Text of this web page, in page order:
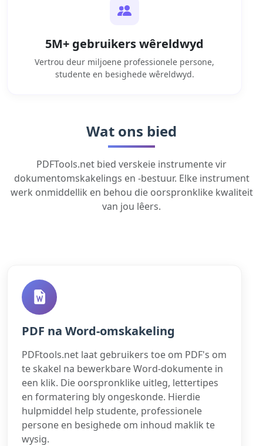
5M+ gebruikers wêreldwyd
Vertrou deur miljoene professionele persone,
studente en besighede wêreldwyd.
Wat ons bied
PDFTools.net bied verskeie instrumente vir
dokumentomskakelings en -bestuur. Elke instrument
werk onmiddellik en behou die oorspronklike kwaliteit
van jou lêers.
PDF na Word-omskakeling
PDFtools.net laat gebruikers toe om PDF's om
te skakel na bewerkbare Word-dokumente in
een klik. Die oorspronklike uitleg, lettertipes
en formatering bly ongeskonde. Hierdie
hulpmiddel help studente, professionele
persone en besighede om inhoud maklik te
wysig.